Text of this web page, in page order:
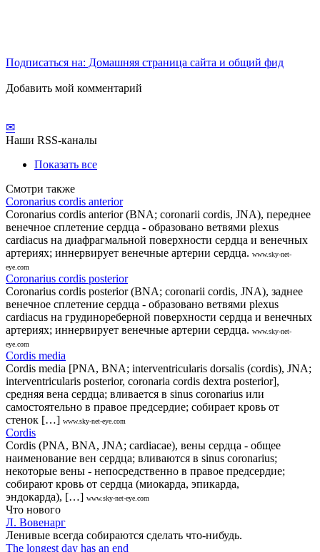
Подписаться на: Домашняя страница сайта и общий фид
Добавить мой комментарий
✉
Наши RSS-каналы
Показать все
Смотри также
Coronarius cordis anterior
Coronarius cordis anterior (BNA; coronarii cordis, JNA), переднее
венечное сплетение сердца - образовано ветвями plexus
cardiacus на диафрагмальной поверхности сердца и венечных
артериях; иннервирует венечные артерии сердца. www.sky-net-
eye.com
Coronarius cordis posterior
Coronarius cordis posterior (BNA; coronarii cordis, JNA), заднее
венечное сплетение сердца - образовано ветвями plexus
cardiacus на грудинореберной поверхности сердца и венечных
артериях; иннервирует венечные артерии сердца. www.sky-net-
eye.com
Cordis media
Cordis media [PNA, BNA; interventricularis dorsalis (cordis), JNA;
interventricularis posterior, coronaria cordis dextra posterior],
средняя вена сердца; вливается в sinus coronarius или
самостоятельно в правое предсердие; собирает кровь от
стенок […] www.sky-net-eye.com
Cordis
Cordis (PNA, BNA, JNA; cardiacae), вены сердца - общее
наименование вен сердца; вливаются в sinus coronarius;
некоторые вены - непосредственно в правое предсердие;
собирают кровь от сердца (миокарда, эпикарда,
эндокарда), […] www.sky-net-eye.com
Что нового
Л. Вовенарг
Ленивые всегда собираются сделать что-нибудь.
The longest day has an end